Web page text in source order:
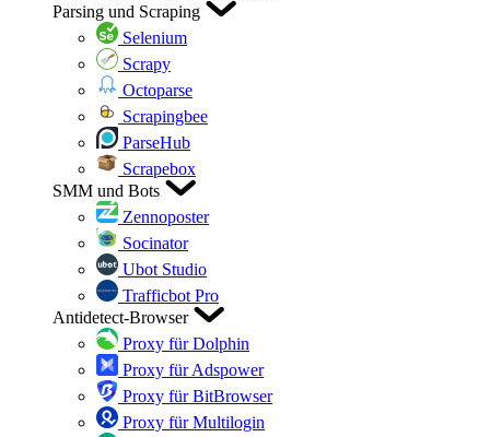
Parsing und Scraping
Selenium
Scrapy
Octoparse
Scrapingbee
ParseHub
Scrapebox
SMM und Bots
Zennoposter
Socinator
Ubot Studio
Trafficbot Pro
Antidetect-Browser
Proxy für Dolphin
Proxy für Adspower
Proxy für BitBrowser
Proxy für Multilogin